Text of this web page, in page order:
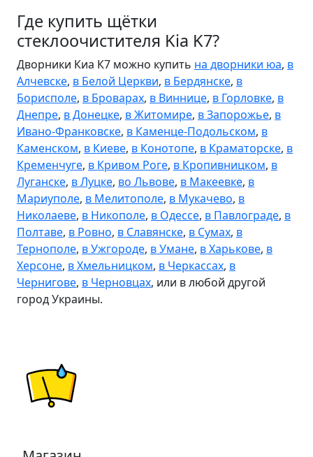
Где купить щётки
стеклоочистителя Kia K7?
Дворники Киа К7 можно купить на дворники юа, в
Алчевске, в Белой Церкви, в Бердянске, в
Борисполе, в Броварах, в Виннице, в Горловке, в
Днепре, в Донецке, в Житомире, в Запорожье, в
Ивано-Франковске, в Каменце-Подольском, в
Каменском, в Киеве, в Конотопе, в Краматорске, в
Кременчуге, в Кривом Роге, в Кропивницком, в
Луганске, в Луцке, во Львове, в Макеевке, в
Мариуполе, в Мелитополе, в Мукачево, в
Николаеве, в Никополе, в Одессе, в Павлограде, в
Полтаве, в Ровно, в Славянске, в Сумах, в
Тернополе, в Ужгороде, в Умане, в Харькове, в
Херсоне, в Хмельницком, в Черкассах, в
Чернигове, в Черновцах, или в любой другой
город Украины.